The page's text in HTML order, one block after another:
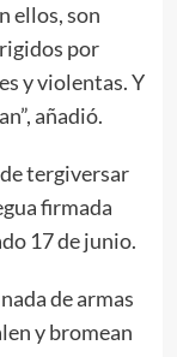
ellos, son
por
y violentas. Y
añadió.
tergiversar
firmada
17 de junio.
de armas
y bromean